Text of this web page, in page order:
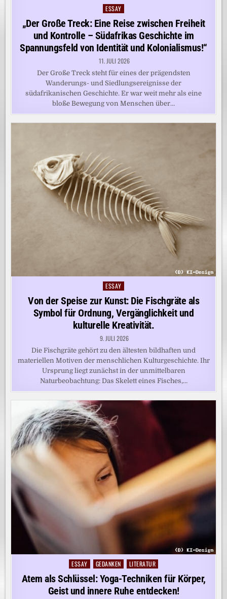
Posted
ESSAY
„Der Große Treck: Eine Reise zwischen Freiheit
und Kontrolle – Südafrikas Geschichte im
Spannungsfeld von Identität und Kolonialismus!“
11. JULI 2026
Der Große Treck steht für eines der prägendsten
Wanderungs- und Siedlungsereignisse der
südafrikanischen Geschichte. Er war weit mehr als eine
bloße Bewegung von Menschen über…
Posted
in
ESSAY
Von der Speise zur Kunst: Die Fischgräte als
Symbol für Ordnung, Vergänglichkeit und
kulturelle Kreativität.
9. JULI 2026
Die Fischgräte gehört zu den ältesten bildhaften und
materiellen Motiven der menschlichen Kulturgeschichte. Ihr
Ursprung liegt zunächst in der unmittelbaren
Naturbeobachtung: Das Skelett eines Fisches,…
Posted
in
ESSAY GEDANKEN LITERATUR
Atem als Schlüssel: Yoga-Techniken für Körper,
Geist und innere Ruhe entdecken!